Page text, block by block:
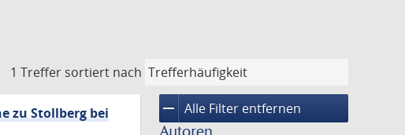
1 Treffer sortiert nach
remove Alle Filter entfernen
zu Stollberg bei